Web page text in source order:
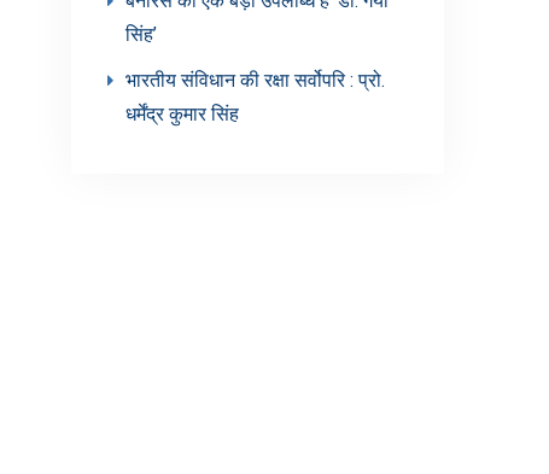
सिंह’
भारतीय संविधान की रक्षा सर्वोपरि : प्रो.
धर्मेंद्र कुमार सिंह